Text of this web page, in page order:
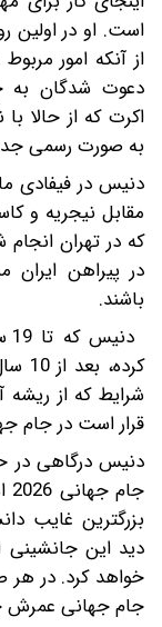
است. او در اولین
از آنکه امور
دعوت شدگان به
اکرت که از حالا
به صورت رسمی
دنیس در فیفادی
مقابل نیجریه و
که در تهران
در پیراهن ایران
باشند.
شرایط که از ریشه
قرار است در جام
دنیس درگاهی در
بزرگترین غایب
دید این جانشینی
خواهد کرد. در هر
جام جهانی عمرش